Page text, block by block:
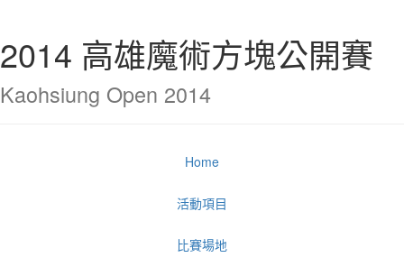
2014 高雄魔術方塊公開賽
Kaohsiung Open 2014
Home
活動項目
比賽場地